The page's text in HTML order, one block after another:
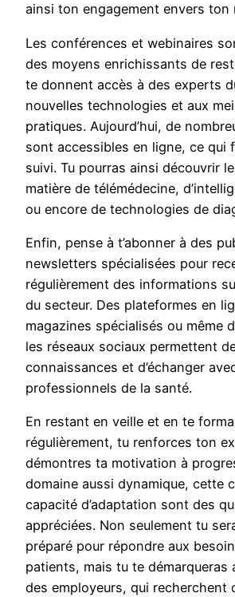
ainsi ton engagement envers ton
Les conférences et webinaires
des moyens enrichissants de
te donnent accès à des experts
nouvelles technologies et aux
pratiques. Aujourd’hui, de
sont accessibles en ligne, ce qui
suivi. Tu pourras ainsi découvrir
matière de télémédecine,
ou encore de technologies de
Enfin, pense à t’abonner à des
newsletters spécialisées pour
régulièrement des informations
du secteur. Des plateformes en
magazines spécialisés ou même
les réseaux sociaux permettent
connaissances et d’échanger
professionnels de la santé.
En restant en veille et en te
régulièrement, tu renforces ton
démontres ta motivation à
domaine aussi dynamique, cette
capacité d’adaptation sont des
appréciées. Non seulement tu
préparé pour répondre aux
patients, mais tu te démarqueras
des employeurs, qui recherchent